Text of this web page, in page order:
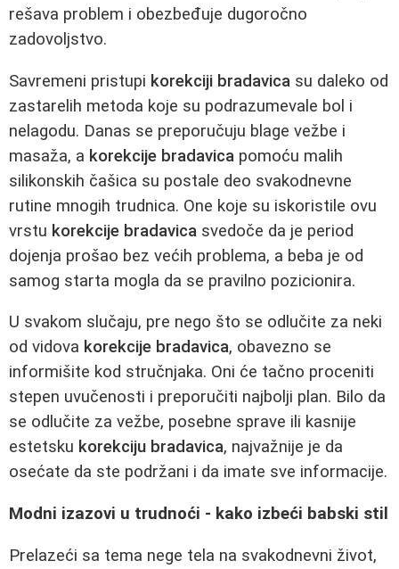
rešava problem i obezbeđuje dugoročno
zadovoljstvo.
Savremeni pristupi korekciji bradavica su daleko od
zastarelih metoda koje su podrazumevale bol i
nelagodu. Danas se preporučuju blage vežbe i
masaža, a korekcije bradavica pomoću malih
silikonskih čašica su postale deo svakodnevne
rutine mnogih trudnica. One koje su iskoristile ovu
vrstu korekcije bradavica svedoče da je period
dojenja prošao bez većih problema, a beba je od
samog starta mogla da se pravilno pozicionira.
U svakom slučaju, pre nego što se odlučite za neki
od vidova korekcije bradavica, obavezno se
informišite kod stručnjaka. Oni će tačno proceniti
stepen uvučenosti i preporučiti najbolji plan. Bilo da
se odlučite za vežbe, posebne sprave ili kasnije
estetsku korekciju bradavica, najvažnije je da
osećate da ste podržani i da imate sve informacije.
Modni izazovi u trudnoći - kako izbeći babski stil
Prelazeći sa tema nege tela na svakodnevni život,